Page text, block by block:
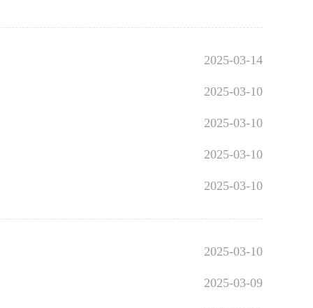
2025-03-14
2025-03-10
2025-03-10
2025-03-10
2025-03-10
2025-03-10
2025-03-09